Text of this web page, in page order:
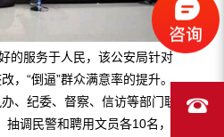
服务于人民，该公安局针对
，“倒逼”群众满意率的提升。
、纪委、督察、信访等部门联
抽调民警和聘用文员各10名，投